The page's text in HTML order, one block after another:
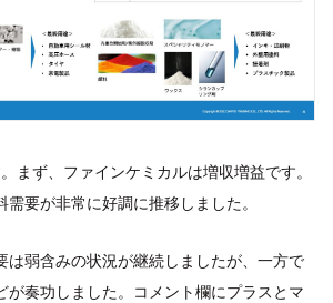
まず、ファインケミカルは増収増益です。
需要が非常に好調に推移しました。
は弱含みの状況が継続しましたが、一方で
が奏功しました。コメント欄にプラスとマ